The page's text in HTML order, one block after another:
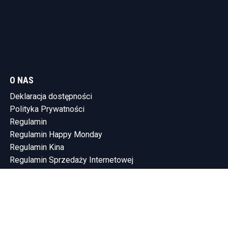
O NAS
Deklaracja dostępności
Polityka Prywatności
Regulamin
Regulamin Happy Monday
Regulamin Kina
Regulamin Sprzedaży Internetowej